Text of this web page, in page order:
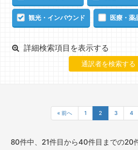
観光・インバウンド 医療・薬
詳細検索項目を表示する
« 前へ 1 2 3 4
80件中、21件目から40件目までの20